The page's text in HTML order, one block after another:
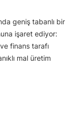
geniş tabanlı bir
işaret ediyor:
finans tarafı
mal üretim